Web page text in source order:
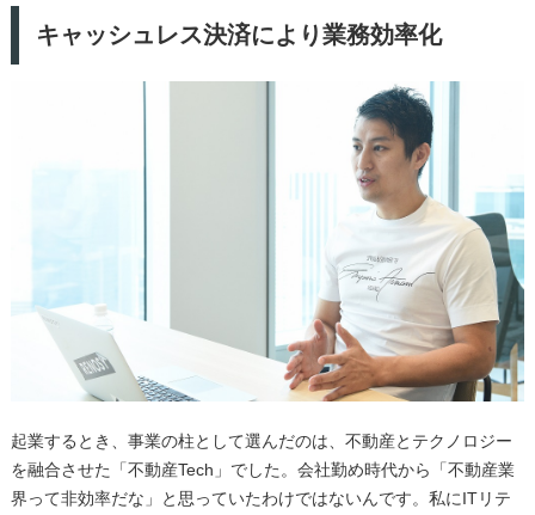
キャッシュレス決済により業務効率化
起業するとき、事業の柱として選んだのは、不動産とテクノロジー
を融合させた「不動産Tech」でした。会社勤め時代から「不動産業
界って非効率だな」と思っていたわけではないんです。私にITリテ